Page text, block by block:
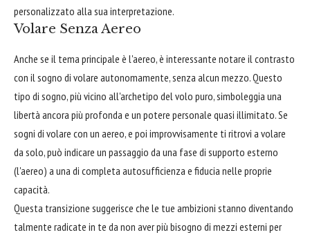
personalizzato alla sua interpretazione.
Volare Senza Aereo
Anche se il tema principale è l'aereo, è interessante notare il contrasto
con il sogno di volare autonomamente, senza alcun mezzo. Questo
tipo di sogno, più vicino all'archetipo del volo puro, simboleggia una
libertà ancora più profonda e un potere personale quasi illimitato. Se
sogni di volare con un aereo, e poi improvvisamente ti ritrovi a volare
da solo, può indicare un passaggio da una fase di supporto esterno
(l'aereo) a una di completa autosufficienza e fiducia nelle proprie
capacità.
Questa transizione suggerisce che le tue ambizioni stanno diventando
talmente radicate in te da non aver più bisogno di mezzi esterni per